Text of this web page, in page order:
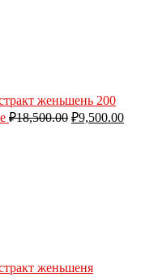
женьшень 200
₽18,500.00 ₽9,500.00
женьшеня